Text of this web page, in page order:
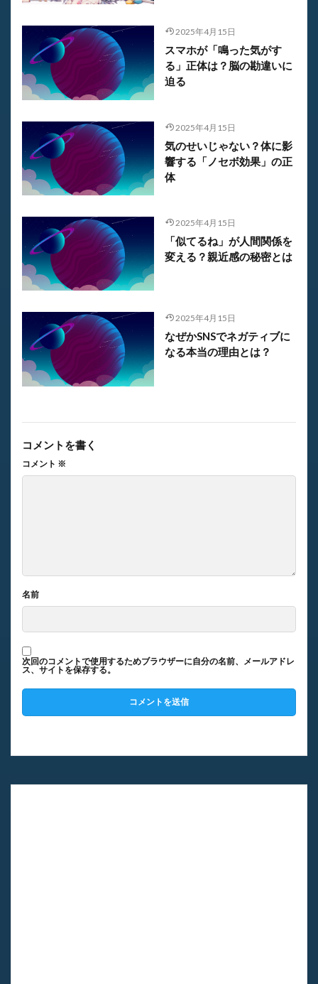
2025年4月15日
スマホが「鳴った気がす
る」正体は？脳の勘違いに
迫る
2025年4月15日
気のせいじゃない？体に影
響する「ノセボ効果」の正
体
2025年4月15日
「似てるね」が人間関係を
変える？親近感の秘密とは
2025年4月15日
なぜかSNSでネガティブに
なる本当の理由とは？
コメントを書く
コメント ※
名前
次回のコメントで使用するためブラウザーに自分の名前、メールアドレ
ス、サイトを保存する。